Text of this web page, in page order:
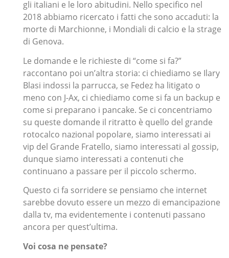
gli italiani e le loro abitudini. Nello specifico nel
2018 abbiamo ricercato i fatti che sono accaduti: la
morte di Marchionne, i Mondiali di calcio e la strage
di Genova.
Le domande e le richieste di “come si fa?”
raccontano poi un’altra storia: ci chiediamo se Ilary
Blasi indossi la parrucca, se Fedez ha litigato o
meno con J-Ax, ci chiediamo come si fa un backup e
come si preparano i pancake. Se ci concentriamo
su queste domande il ritratto è quello del grande
rotocalco nazional popolare, siamo interessati ai
vip del Grande Fratello, siamo interessati al gossip,
dunque siamo interessati a contenuti che
continuano a passare per il piccolo schermo.
Questo ci fa sorridere se pensiamo che internet
sarebbe dovuto essere un mezzo di emancipazione
dalla tv, ma evidentemente i contenuti passano
ancora per quest’ultima.
Voi cosa ne pensate?